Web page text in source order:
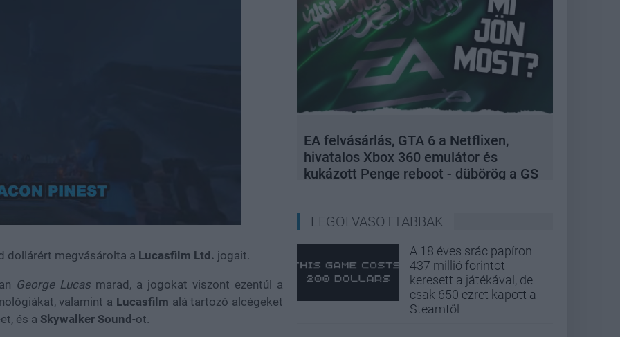
100.00%
dollárért megvásárolta a Lucasfilm Ltd. jogait.
George Lucas marad, a jogokat viszont ezentúl a
valamint a Lucasfilm alá tartozó alcégeket
és a Skywalker Sound -ot.
EA felvásárlás, GTA 6 a Netflixen,
hivatalos Xbox 360 emulátor és
kukázott Penge reboot - dübörög a GS
LEGOLVASOTTABBAK
A 18 éves srác papíron
437 millió forintot
keresett a játékával, de
csak 650 ezret kapott a
Steamtől